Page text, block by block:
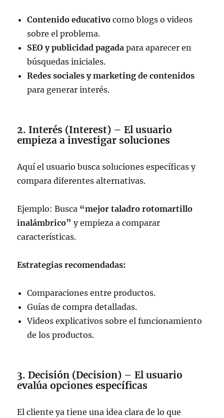
Contenido educativo como blogs o videos
sobre el problema.
SEO y publicidad pagada para aparecer en
búsquedas iniciales.
Redes sociales y marketing de contenidos
para generar interés.
2. Interés (Interest) – El usuario
empieza a investigar soluciones
Aquí el usuario busca soluciones específicas y
compara diferentes alternativas.
Ejemplo: Busca “mejor taladro rotomartillo
inalámbrico” y empieza a comparar
características.
Estrategias recomendadas:
Comparaciones entre productos.
Guías de compra detalladas.
Videos explicativos sobre el funcionamiento
de los productos.
3. Decisión (Decision) – El usuario
evalúa opciones específicas
El cliente ya tiene una idea clara de lo que